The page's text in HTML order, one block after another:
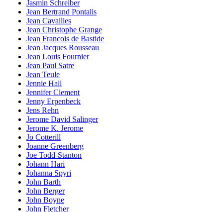
Jasmin Schreiber
Jean Bertrand Pontalis
Jean Cavailles
Jean Christophe Grange
Jean Francois de Bastide
Jean Jacques Rousseau
Jean Louis Fournier
Jean Paul Satre
Jean Teule
Jennie Hall
Jennifer Clement
Jenny Erpenbeck
Jens Rehn
Jerome David Salinger
Jerome K. Jerome
Jo Cotterill
Joanne Greenberg
Joe Todd-Stanton
Johann Hari
Johanna Spyri
John Barth
John Berger
John Boyne
John Fletcher